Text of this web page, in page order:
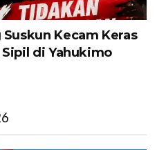
Kecam Keras
di Yahukimo